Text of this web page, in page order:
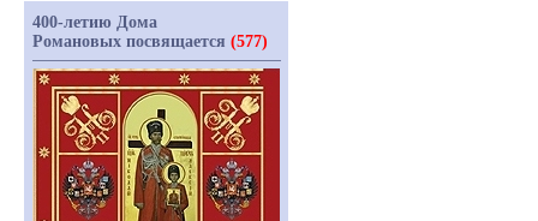
400-летию Дома
Романовых посвящается (577)